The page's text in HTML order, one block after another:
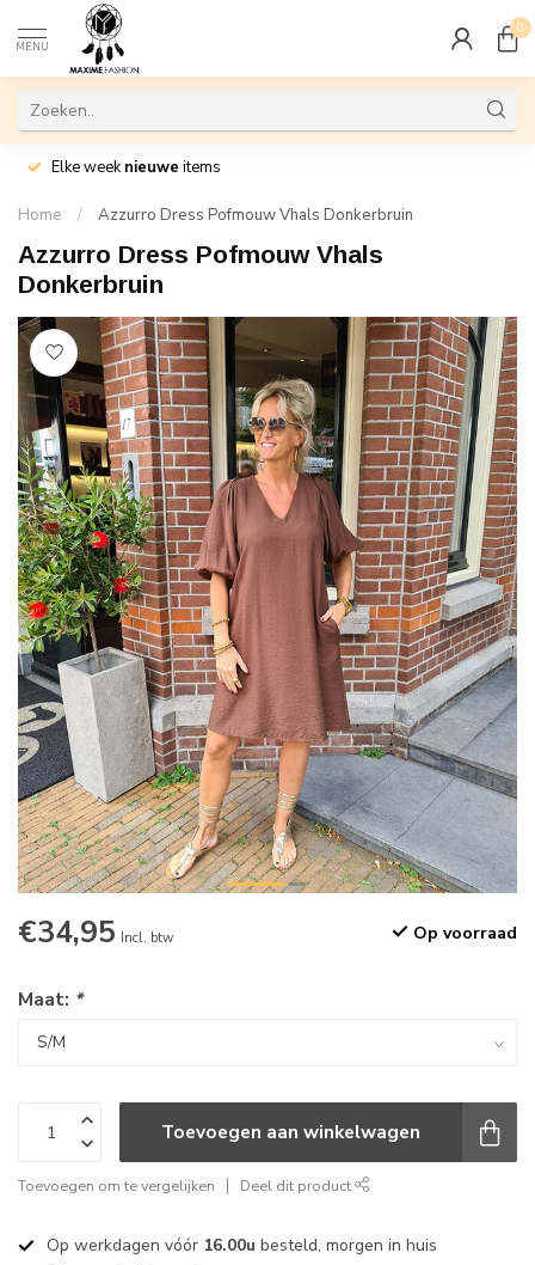
MENU
0
Elke weeknieuwe items
Home / Azzurro Dress Pofmouw Vhals Donkerbruin
Azzurro Dress Pofmouw Vhals
Donkerbruin
€34,95 Incl. btw Op voorraad
Maat: *
Toevoegen aan winkelwagen
Toevoegen om te vergelijken Deel dit product
Op werkdagen vóór 16.00u besteld, morgen in huis